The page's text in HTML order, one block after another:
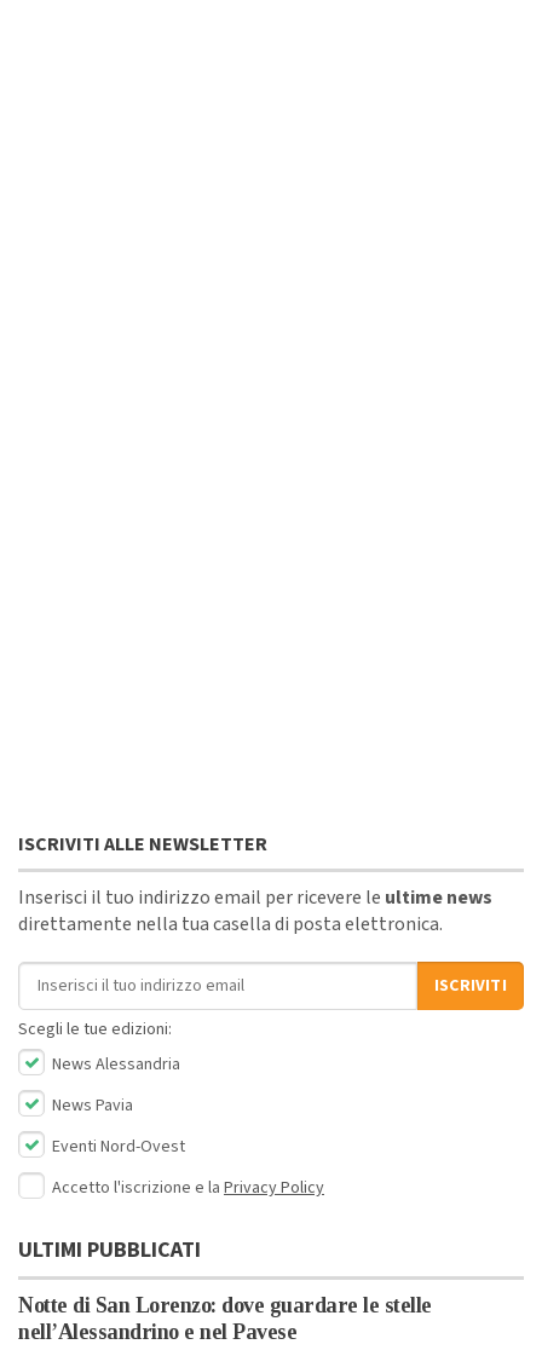
ISCRIVITI ALLE NEWSLETTER
Inserisci il tuo indirizzo email per ricevere le ultime news
direttamente nella tua casella di posta elettronica.
Indirizzo email
ISCRIVITI
Scegli le tue edizioni:
News Alessandria
News Pavia
Eventi Nord-Ovest
Accetto l'iscrizione e la Privacy Policy
ULTIMI PUBBLICATI
Notte di San Lorenzo: dove guardare le stelle
nell’Alessandrino e nel Pavese